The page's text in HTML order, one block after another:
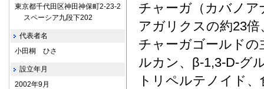
チャーガ（カバノ
アガリクスの約23
チャーガゴールド
ルカン、β-1,3-D-グ
トリペルテノイド
東京都千代田区神田神保町2-23-2
スペーシア九段下202
代表者名
小田桐 ひさ
設立年月
2002年9月